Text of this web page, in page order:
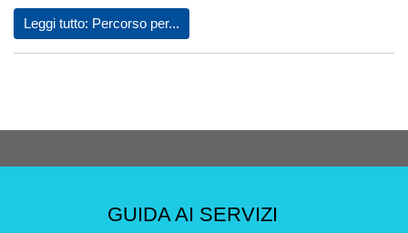
Leggi tutto: Percorso per...
GUIDA AI SERVIZI